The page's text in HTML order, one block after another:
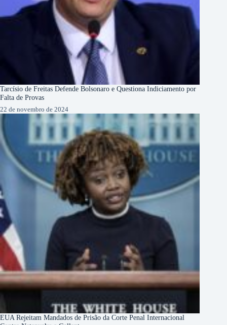
Tarcísio de Freitas Defende Bolsonaro e Questiona Indiciamento por
Falta de Provas
22 de novembro de 2024
EUA Rejeitam Mandados de Prisão da Corte Penal Internacional